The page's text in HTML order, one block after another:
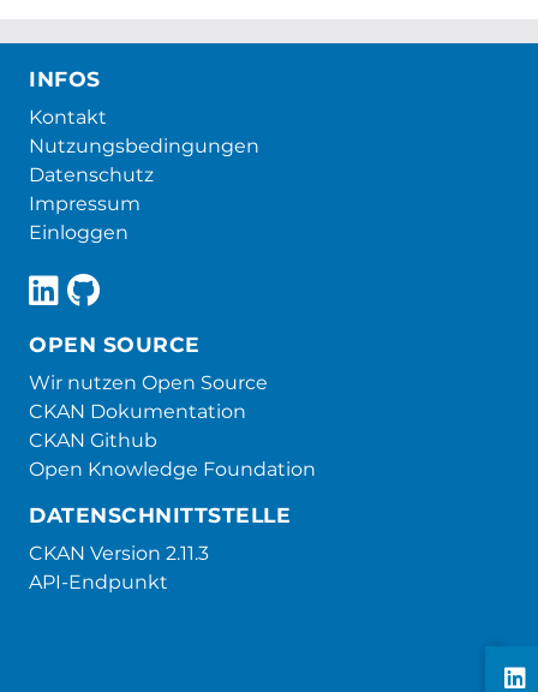
INFOS
Kontakt
Nutzungsbedingungen
Datenschutz
Impressum
Einloggen
OPEN SOURCE
Wir nutzen Open Source
CKAN Dokumentation
CKAN Github
Open Knowledge Foundation
DATENSCHNITTSTELLE
CKAN Version 2.11.3
API-Endpunkt